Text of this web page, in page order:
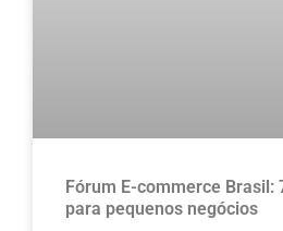
Fórum E-commerce Brasil:
para pequenos negócios